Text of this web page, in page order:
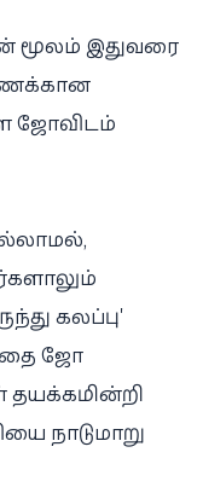
மூலம் இதுவரை
ஜோவிடம்
கலப்பு'
ஜோ
தயக்கமின்றி
நாடுமாறு